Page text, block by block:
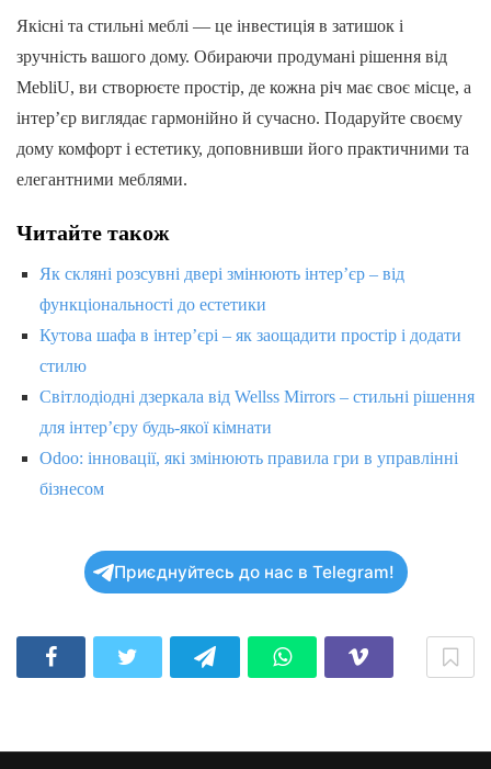
Якісні та стильні меблі — це інвестиція в затишок і
зручність вашого дому. Обираючи продумані рішення від
MebliU, ви створюєте простір, де кожна річ має своє місце, а
інтер’єр виглядає гармонійно й сучасно. Подаруйте своєму
дому комфорт і естетику, доповнивши його практичними та
елегантними меблями.
Читайте також
Як скляні розсувні двері змінюють інтер’єр – від
функціональності до естетики
Кутова шафа в інтер’єрі – як заощадити простір і додати
стилю
Світлодіодні дзеркала від Wellss Mirrors – стильні рішення
для інтер’єру будь-якої кімнати
Odoo: інновації, які змінюють правила гри в управлінні
бізнесом
Приєднуйтесь до нас в Telegram!